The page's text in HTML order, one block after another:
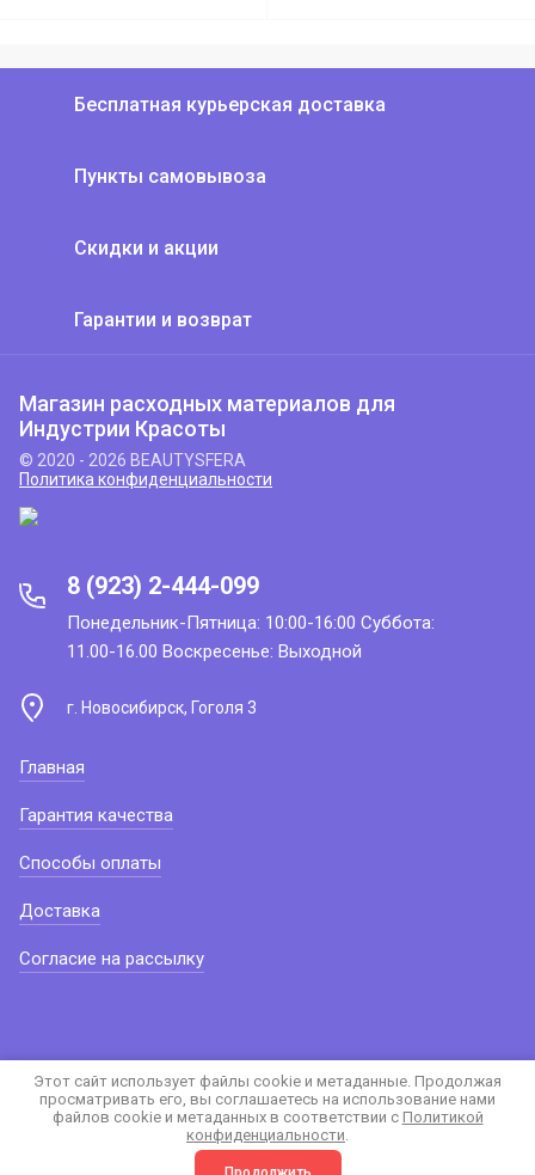
Бесплатная курьерская доставка
Пункты самовывоза
Скидки и акции
Гарантии и возврат
Магазин расходных материалов для
Индустрии Красоты
© 2020 - 2026 BEAUTYSFERA
Политика конфиденциальности
8 (923) 2-444-099
Понедельник-Пятница: 10:00-16:00 Суббота:
11.00-16.00 Воскресенье: Выходной
г. Новосибирск, Гоголя 3
Главная
Гарантия качества
Способы оплаты
Доставка
Согласие на рассылку
сделать сайт в megagroup.ru
Этот сайт использует файлы cookie и метаданные. Продолжая
просматривать его, вы соглашаетесь на использование нами
файлов cookie и метаданных в соответствии с Политикой
конфиденциальности.